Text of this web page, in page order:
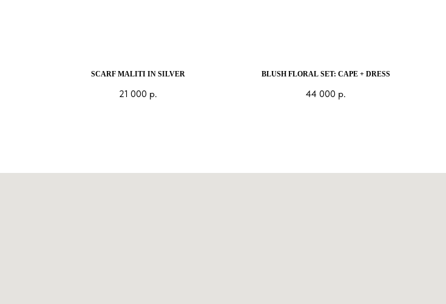
SCARF MALITI IN SILVER
21 000 р.
BLUSH FLORAL SET: CAPE + DRESS
44 000 р.